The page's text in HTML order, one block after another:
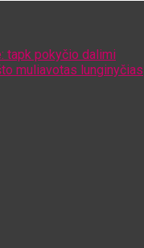
tapk pokyčio dalimi
muliavotas lunginyčias